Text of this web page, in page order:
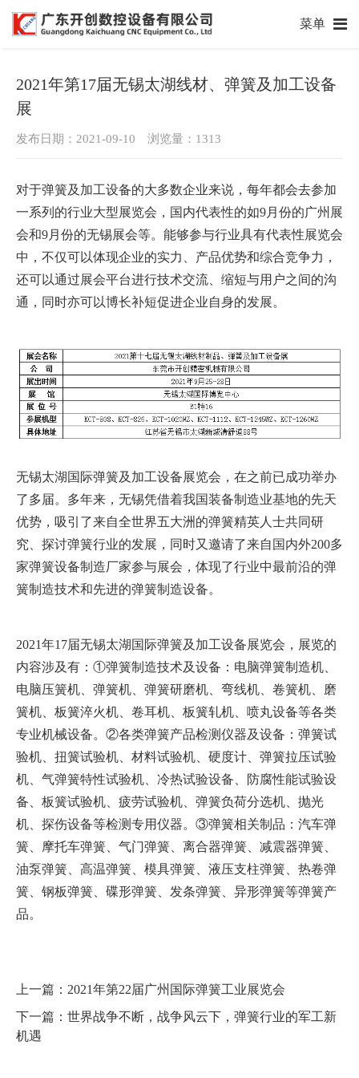
菜单
2021年第17届无锡太湖线材、弹簧及加工设备
展
发布日期：2021-09-10 浏览量： 1313
对于弹簧及加工设备的大多数企业来说，每年都会去参加
一系列的行业大型展览会，国内代表性的如9月份的广州展
会和9月份的无锡展会等。能够参与行业具有代表性展览会
中，不仅可以体现企业的实力、产品优势和综合竞争力，
还可以通过展会平台进行技术交流、缩短与用户之间的沟
通，同时亦可以博长补短促进企业自身的发展。
无锡太湖国际弹簧及加工设备展览会，在之前已成功举办
了多届。多年来，无锡凭借着我国装备制造业基地的先天
优势，吸引了来自全世界五大洲的弹簧精英人士共同研
究、探讨弹簧行业的发展，同时又邀请了来自国内外200多
家弹簧设备制造厂家参与展会，体现了行业中最前沿的弹
簧制造技术和先进的弹簧制造设备。
2021年17届无锡太湖国际弹簧及加工设备展览会，展览的
内容涉及有：①弹簧制造技术及设备：电脑弹簧制造机、
电脑压簧机、弹簧机、弹簧研磨机、弯线机、卷簧机、磨
簧机、板簧淬火机、卷耳机、板簧轧机、喷丸设备等各类
专业机械设备。②各类弹簧产品检测仪器及设备：弹簧试
验机、扭簧试验机、材料试验机、硬度计、弹簧拉压试验
机、气弹簧特性试验机、冷热试验设备、防腐性能试验设
备、板簧试验机、疲劳试验机、弹簧负荷分选机、抛光
机、探伤设备等检测专用仪器。③弹簧相关制品：汽车弹
簧、摩托车弹簧、气门弹簧、离合器弹簧、减震器弹簧、
油泵弹簧、高温弹簧、模具弹簧、液压支柱弹簧、热卷弹
簧、钢板弹簧、碟形弹簧、发条弹簧、异形弹簧等弹簧产
品。
上一篇： 2021年第22届广州国际弹簧工业展览会
下一篇： 世界战争不断，战争风云下，弹簧行业的军工新
机遇